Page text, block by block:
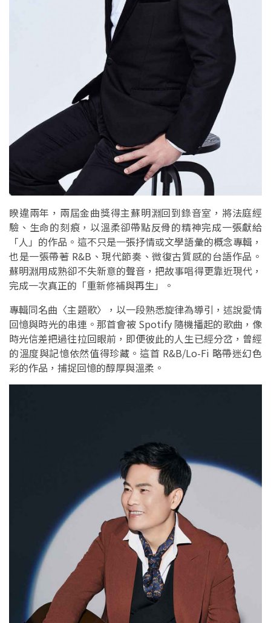
睽違兩年，兩屆金曲獎得主蘇明淵回到錄音室，將法庭經
驗、生命的刻痕，以溫柔卻帶點反骨的精神完成一張獻給
「人」的作品。這不只是一張抒情或文學語彙的概念專輯，
也是一張帶著 R&B、現代節奏、微復古質感的台語作品。
蘇明淵用成熟卻不失新意的聲音，把故事唱得更靠近現代，
完成一次真正的「重新修補與再生」。
專輯同名曲〈主題歌〉，以一段熟悉旋律為導引，述說愛情
回憶與時光的串連。那首會被 Spotify 隨機播起的歌曲，像
時光信差把過往拉回眼前，即便彼此的人生已經分岔，曾經
的溫度與記憶依然值得珍藏。這首 R&B/Lo-Fi 略帶迷幻色
彩的作品，捕捉回憶的醇厚與溫柔。